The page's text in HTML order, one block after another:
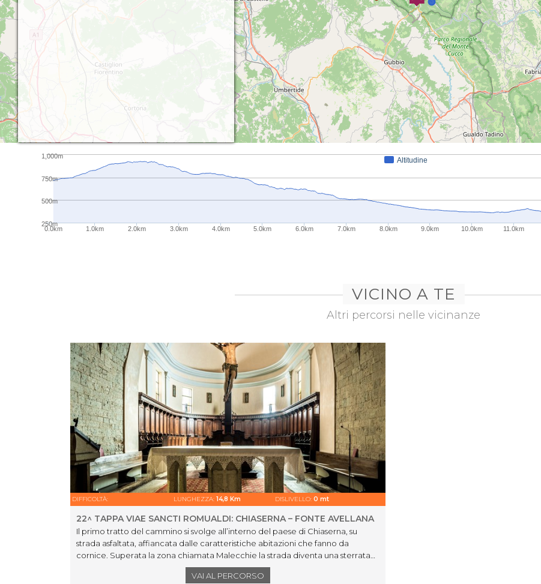
Altitudine
0.0km 1.0km 2.0km 3.0km 4.0km 5.0km 6.0km 7.0km 8.0km 9.0km 10.0km 11.0km
250m
500m
750m
1,000m
VICINO A TE
Altri percorsi nelle vicinanze
DIFFICOLTÀ: LUNGHEZZA:14,8 Km DISLIVELLO:0 mt
22^ TAPPA VIAE SANCTI ROMUALDI: CHIASERNA – FONTE AVELLANA
Il primo tratto del cammino si svolge all’interno del paese di Chiaserna, su
strada asfaltata, affiancata dalle caratteristiche abitazioni che fanno da
cornice. Superata la zona chiamata Malecchie la strada diventa una sterrata
(Via Piana) che raggiuge la SP50. Si prosegue per questa strada fino Valdorbia
poi si prende il sentiero CAI 284 che passa sotto il Corno del Catria e si continua
VAI AL PERCORSO